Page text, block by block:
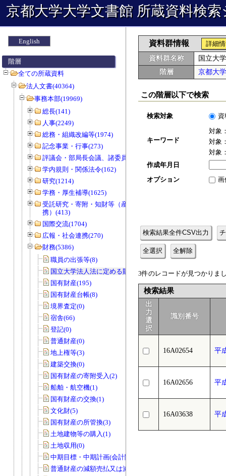
京都大学大学文書館 所蔵資料検
English
階層
全ての所蔵資料
法人文書(40364)
事務本部(19969)
総長(141)
人事(2249)
総務・組織改編等(1974)
記念事業・行事(273)
評議会・部局長会議、諸委員会等(1466)
学内規則・関係法令(162)
研究(1214)
学務・厚生補導(1625)
受託研究・寄附・知財等（産官学連
携）(413)
国際交流(1704)
広報・社会連携(270)
財務(5386)
職員の出張等(8)
国立大学法人法に定める財務諸表等(3)
国有財産(195)
国有財産台帳(8)
境界査定(0)
宿舎(66)
登記(0)
普通財産(0)
地上権等(3)
建築交換(0)
国有財産の寄附受入(2)
船舶・航空機(1)
国有財産の交換(1)
文化財(5)
国有財産の所管換(3)
土地建物等の購入(1)
土地収用(0)
中期目標・中期計画(会計関係)(0)
普通財産の減額売払又は減額貸付(0)
資料群情報
詳細
資料群名称
国立大
階層
京都大
この階層以下で検索
検索対象 資
キーワード
対象
対象
対象
作成年月日
オプション
画
検索結果全件CSV出力
全選択 全解除
3件のレコードが見つかりま
検索結果
出
力
選
択
識別番号
16A02654 平
16A02656 平
16A03638 平